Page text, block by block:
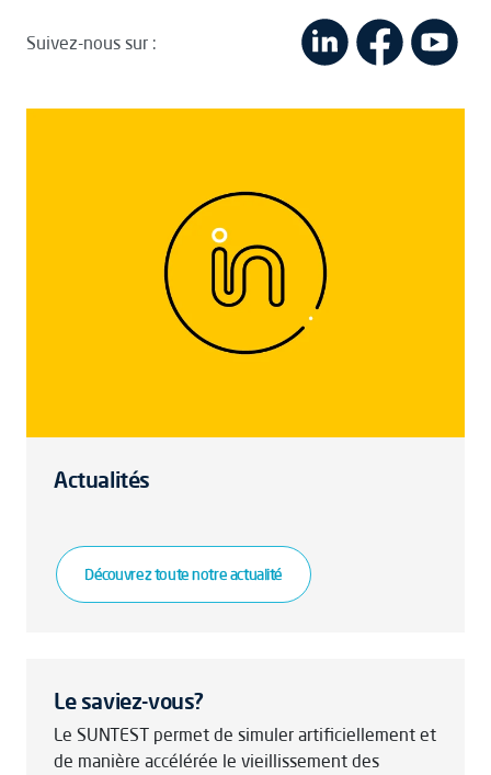
Suivez-nous sur :
Actualités
Découvrez toute notre actualité
Le saviez-vous?
Le SUNTEST permet de simuler artificiellement et
de manière accélérée le vieillissement des